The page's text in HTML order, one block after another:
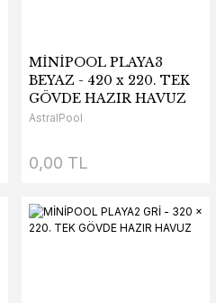
MİNİPOOL PLAYA3
BEYAZ - 420 x 220. TEK
GÖVDE HAZIR HAVUZ
AstralPool
0,00 TL